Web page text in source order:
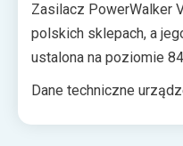
Zasilacz PowerWalker
polskich sklepach, a
ustalona na poziomie
Dane techniczne